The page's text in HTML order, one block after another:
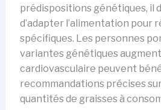
prédispositions génétiques, il
d’adapter l’alimentation pour
spécifiques. Les personnes
variantes génétiques
cardiovasculaire peuvent
recommandations précises
quantités de graisses à